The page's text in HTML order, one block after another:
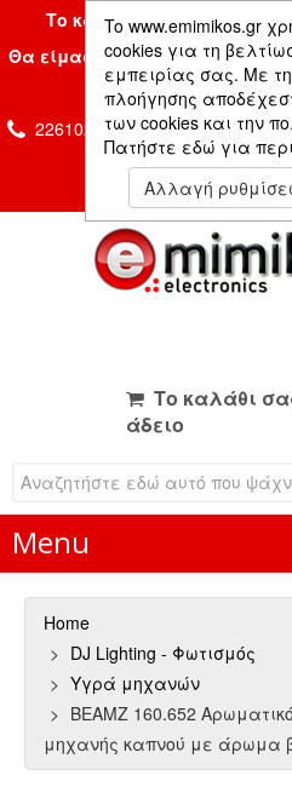
To www.emimikos.gr
cookies για τη
εμπειρίας σας. Με
πλοήγησης
των cookies και την
Πατήστε εδώ για
Αλλαγή
Το κατάστημα μας είναι
Θα είμαστε και πάλι μαζί
Σας ευχόμαστε ένα
2261026435 & 2261081666
Το καλάθι
άδειο
Menu
Home
DJ Lighting - Φωτισμός
Υγρά μηχανών
BEAMZ 160.652
μηχανής καπνού με άρωμα